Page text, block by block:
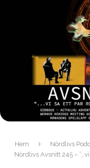
Hem Nördlivs
Nördlivs Avsnitt 245 –